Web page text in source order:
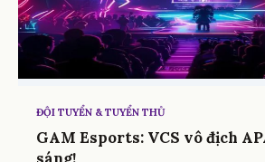
ĐỘI TUYỂN & TUYỂN THỦ
GAM Esports: VCS vô địch